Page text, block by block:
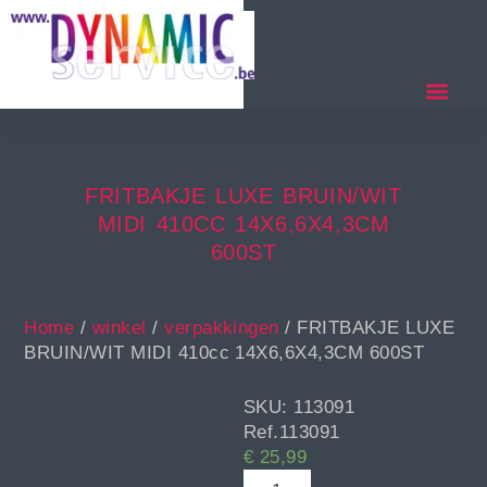
FRITBAKJE LUXE BRUIN/WIT
MIDI 410CC 14X6,6X4,3CM
600ST
Home / winkel /verpakkingen / FRITBAKJE LUXE
BRUIN/WIT MIDI 410cc 14X6,6X4,3CM 600ST
SKU: 113091
Ref.113091
€ 25,99